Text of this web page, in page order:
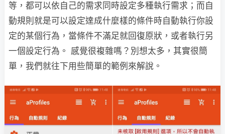
等，都可以依自己的需求同時設定多種執行需求；而自
動規則就是可以設定達成什麼樣的條件時自動執行你設
定的某個行為，當條件不滿足就回復原狀，或者執行另
一個設定行為。 感覺很複雜嗎？別想太多，其實很簡
單，我們就往下用些簡單的範例來解說。